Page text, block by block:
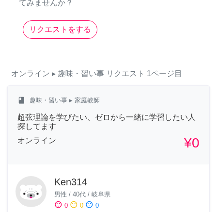
てみませんか？
リクエストをする
オンライン ▸ 趣味・習い事 リクエスト 1ページ目
class 趣味・習い事 ▸ 家庭教師
超弦理論を学びたい、ゼロから一緒に学習したい人
探してます
オンライン
¥0
Ken314
男性 / 40代 / 岐阜県
sentiment_satisfied 0 sentiment_neutral 0 sentiment_dissatisfied 0